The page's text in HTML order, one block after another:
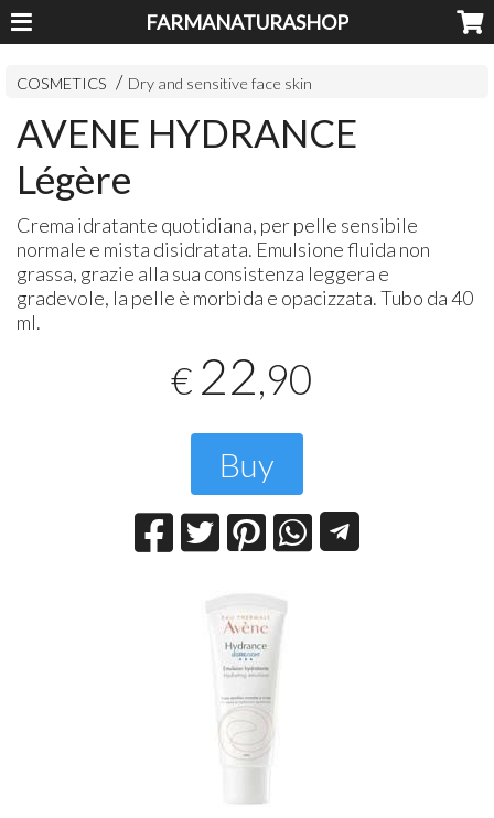
FARMANATURASHOP
COSMETICS Dry and sensitive face skin
AVENE HYDRANCE
Légère
Crema idratante quotidiana, per pelle sensibile
normale e mista disidratata. Emulsione fluida non
grassa, grazie alla sua consistenza leggera e
gradevole, la pelle è morbida e opacizzata. Tubo da 40
ml.
€ 22,90
Buy